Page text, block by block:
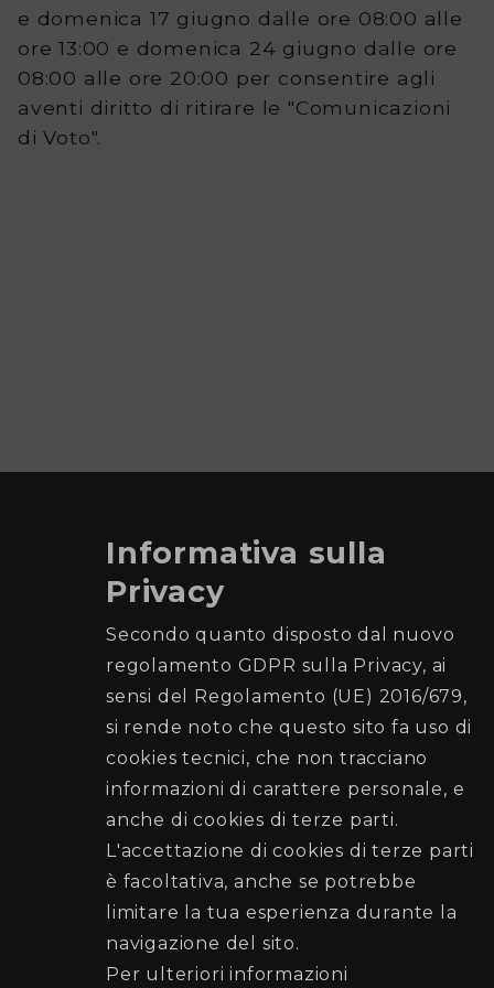
Tutte
le
consultazioni
elettorali
e domenica 17 giugno dalle ore 08:00 alle
ore 13:00 e domenica 24 giugno dalle ore
08:00 alle ore 20:00 per consentire agli
aventi diritto di ritirare le "Comunicazioni
di Voto".
Comune di Palermo
Ufficio Elettorale
Recapiti e Contatti
Stazione Centrale)
elettorato@cert.comune.palermo.it
Telefono: 091 7403707 091 7403797
Seguici su
Informativa sulla
Privacy
Secondo quanto disposto dal nuovo
regolamento GDPR sulla Privacy, ai
sensi del Regolamento (UE) 2016/679,
si rende noto che questo sito fa uso di
cookies tecnici, che non tracciano
informazioni di carattere personale, e
anche di cookies di terze parti.
L'accettazione di cookies di terze parti
è facoltativa, anche se potrebbe
limitare la tua esperienza durante la
navigazione del sito.
Per ulteriori informazioni